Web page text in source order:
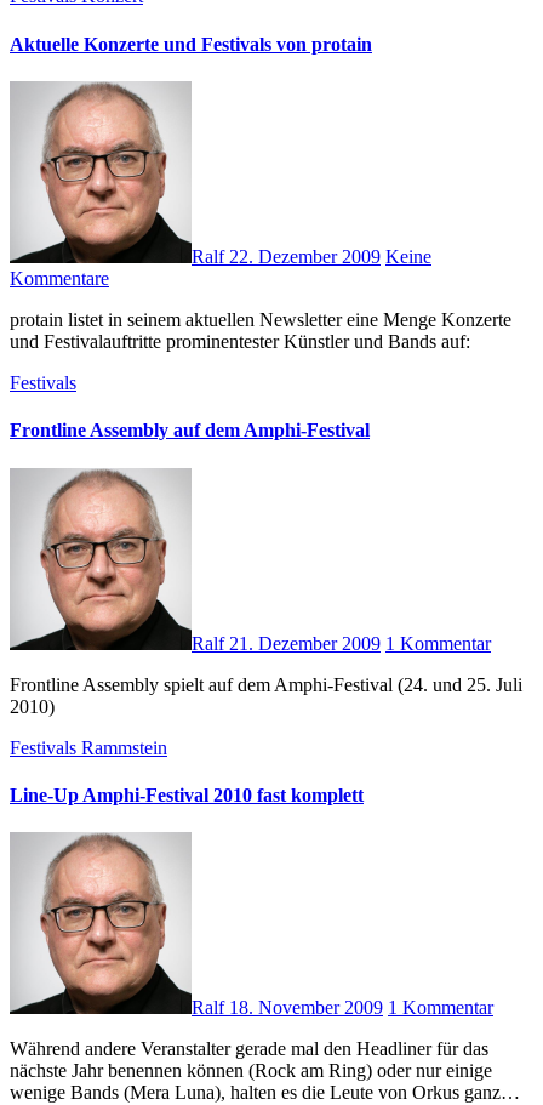
Aktuelle Konzerte und Festivals von protain
Ralf 22. Dezember 2009 Keine
Kommentare
protain listet in seinem aktuellen Newsletter eine Menge Konzerte
und Festivalauftritte prominentester Künstler und Bands auf:
Festivals
Frontline Assembly auf dem Amphi-Festival
Ralf 21. Dezember 2009 1 Kommentar
Frontline Assembly spielt auf dem Amphi-Festival (24. und 25. Juli
2010)
Festivals Rammstein
Line-Up Amphi-Festival 2010 fast komplett
Ralf 18. November 2009 1 Kommentar
Während andere Veranstalter gerade mal den Headliner für das
nächste Jahr benennen können (Rock am Ring) oder nur einige
wenige Bands (Mera Luna), halten es die Leute von Orkus ganz…